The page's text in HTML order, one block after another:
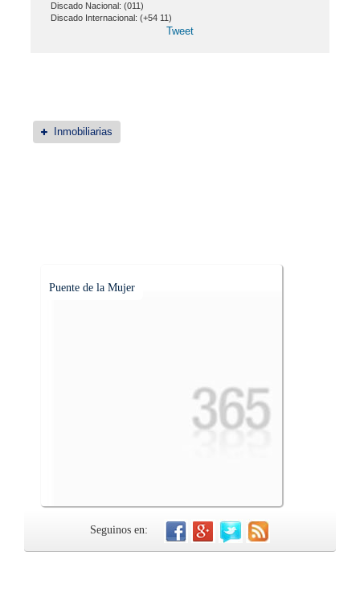
Discado Nacional: (011)
Discado Internacional: (+54 11)
Tweet
Inmobiliarias
Puente de la Mujer
Seguinos en: